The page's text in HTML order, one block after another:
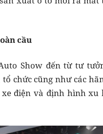
cầu
Show đến từ tư
chức cũng như các
điện và định hình xu